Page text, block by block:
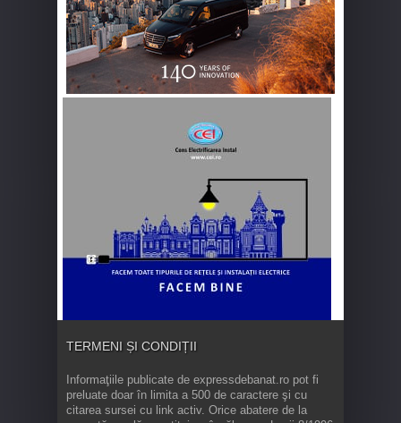
TERMENI ȘI CONDIȚII
Informaţiile publicate de expressdebanat.ro pot fi
preluate doar în limita a 500 de caractere şi cu
citarea sursei cu link activ. Orice abatere de la